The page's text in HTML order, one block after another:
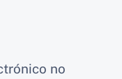
no